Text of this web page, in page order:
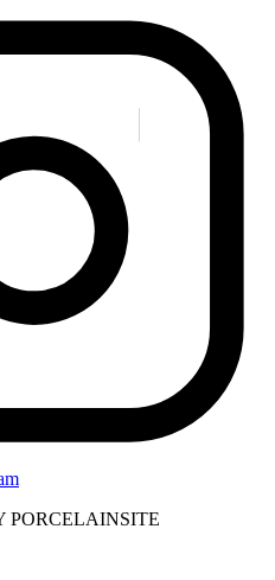
PORCELAINSITE